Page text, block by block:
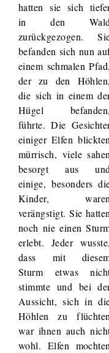
hatten sie sich
in den
zurückgezogen.
befanden sich nun
einem schmalen
der zu den
die sich in einem
Hügel
führte. Die
einiger Elfen
mürrisch, viele
besorgt aus
einige, besonders
Kinder,
verängstigt. Sie
noch nie einen
erlebt. Jeder
dass mit
Sturm etwas
stimmte und bei
Aussicht, sich in
Höhlen zu
war ihnen auch
wohl. Elfen